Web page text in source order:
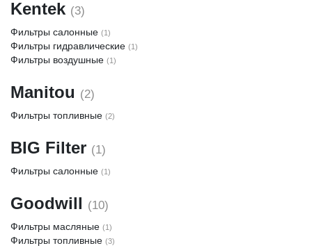
Kentek (3)
Фильтры салонные (1)
Фильтры гидравлические (1)
Фильтры воздушные (1)
Manitou (2)
Фильтры топливные (2)
BIG Filter (1)
Фильтры салонные (1)
Goodwill (10)
Фильтры масляные (1)
Фильтры топливные (3)